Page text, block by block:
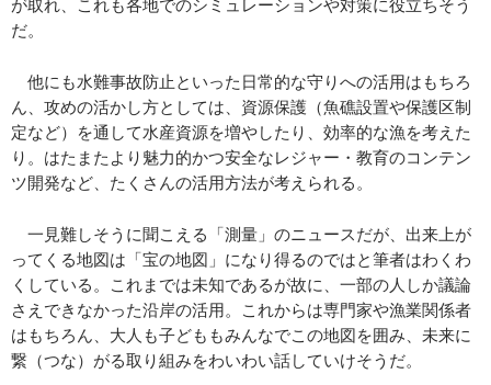
が取れ、これも各地でのシミュレーションや対策に役立ちそう
だ。
他にも水難事故防止といった日常的な守りへの活用はもちろ
ん、攻めの活かし方としては、資源保護（魚礁設置や保護区制
定など）を通して水産資源を増やしたり、効率的な漁を考えた
り。はたまたより魅力的かつ安全なレジャー・教育のコンテン
ツ開発など、たくさんの活用方法が考えられる。
一見難しそうに聞こえる「測量」のニュースだが、出来上が
ってくる地図は「宝の地図」になり得るのではと筆者はわくわ
くしている。これまでは未知であるが故に、一部の人しか議論
さえできなかった沿岸の活用。これからは専門家や漁業関係者
はもちろん、大人も子どももみんなでこの地図を囲み、未来に
繋（つな）がる取り組みをわいわい話していけそうだ。